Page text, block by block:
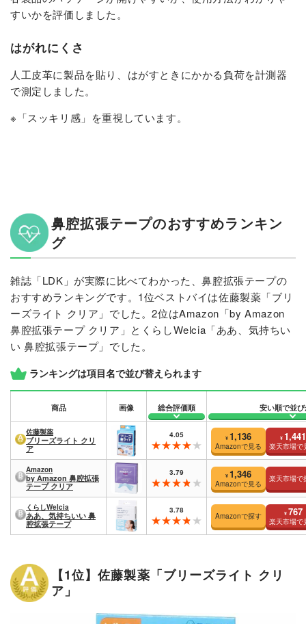
すいかを評価しました。
はがれにくさ
人工皮革に製品を貼り、はがすときにかかる負荷を計測器
で測定しました。
※「スッキリ感」を重視しています。
鼻腔拡張テープのおすすめランキン
グ
雑誌「LDK」が実際に比べてわかった、鼻腔拡張テープの
おすすめランキングです。1位ベストバイは佐藤製薬「ブリ
ーズライト クリア」でした。2位はAmazon「by Amazon
鼻腔拡張テープ クリア」とくらしWelcia「ああ、気持ちい
い 鼻腔拡張テープ」でした。
ランキングは項目名で並び替えられます
商品 画像 総合評価順 安い順で並
佐藤製薬
ブリーズライト クリ
ア
4.05 ¥ 1,136
Amazonで見る
¥ 1,441
楽天市場で
Amazon
by Amazon 鼻腔拡張
テープ クリア
3.79 ¥ 1,346
Amazonで見る
楽天市場で
くらしWelcia
ああ、気持ちいい 鼻
腔拡張テープ
3.78
Amazonで探す ¥ 767
楽天市場で
【1位】佐藤製薬「ブリーズライト クリ
ア」